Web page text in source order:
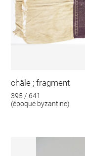
châle ; fragment
395 / 641
(époque byzantine)